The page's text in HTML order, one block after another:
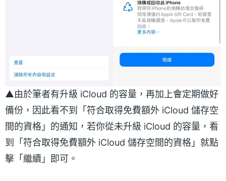
▲由於筆者有升級 iCloud 的容量，再加上會定期做好
備份，因此看不到「符合取得免費額外 iCloud 儲存空
間的資格」的通知，若你從未升級 iCloud 的容量，看
到「符合取得免費額外 iCloud 儲存空間的資格」就點
擊「繼續」即可。